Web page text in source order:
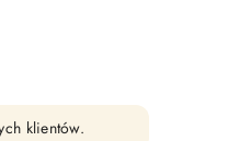
klientów.